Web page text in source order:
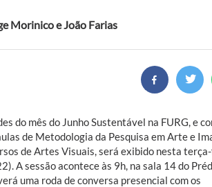
Morinico e João Farias
do mês do Junho Sustentável na FURG, e
de Metodologia da Pesquisa em Arte e
de Artes Visuais, será exibido nesta terça-
A sessão acontece às 9h, na sala 14 do
uma roda de conversa presencial com os